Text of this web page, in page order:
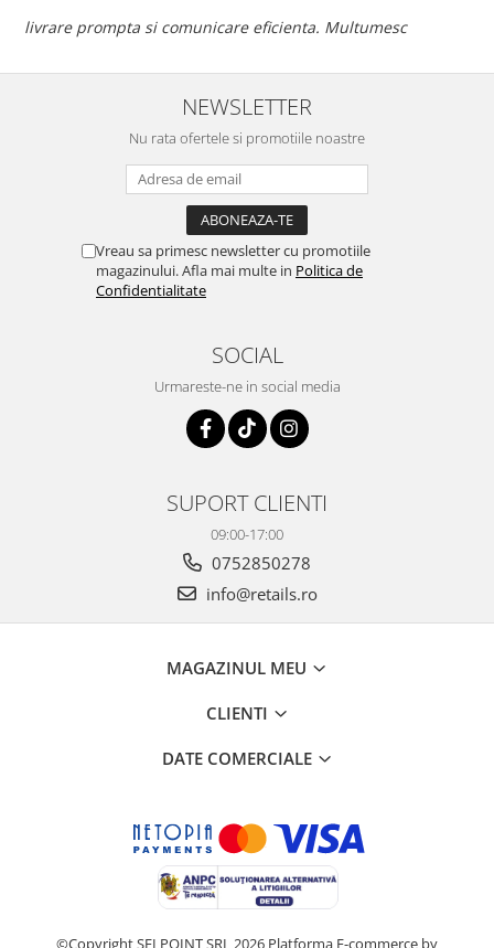
livrare prompta si comunicare eficienta. Multumesc
NEWSLETTER
Nu rata ofertele si promotiile noastre
Vreau sa primesc newsletter cu promotiile
magazinului. Afla mai multe in Politica de
Confidentialitate
SOCIAL
Urmareste-ne in social media
SUPORT CLIENTI
09:00-17:00
0752850278
info@retails.ro
MAGAZINUL MEU
CLIENTI
DATE COMERCIALE
©Copyright SELPOINT SRL 2026 Platforma E-commerce by